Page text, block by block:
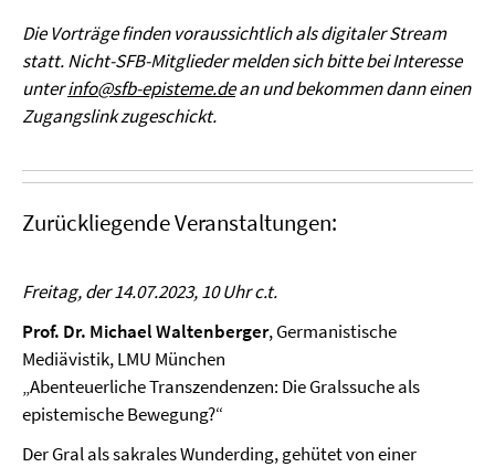
Die Vorträge finden voraussichtlich als digitaler Stream
statt. Nicht-SFB-Mitglieder melden sich bitte bei Interesse
unterinfo@sfb-episteme.dean und bekommen dann einen
Zugangslink zugeschickt.
Zurückliegende Veranstaltungen:
Freitag, der 14.07.2023, 10 Uhr c.t.
Prof. Dr. Michael Waltenberger, Germanistische
Mediävistik, LMU München
„Abenteuerliche Transzendenzen: Die Gralssuche als
epistemische Bewegung?“
Der Gral als sakrales Wunderding, gehütet von einer